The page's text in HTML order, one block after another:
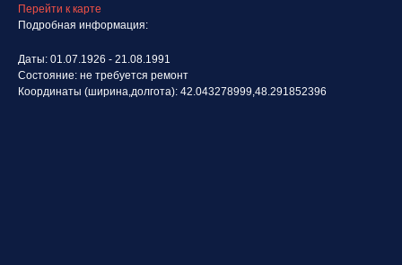
Перейти к карте
Подробная информация:
Даты: 01.07.1926 - 21.08.1991
Состояние: не требуется ремонт
Координаты (ширина,долгота): 42.043278999,48.291852396